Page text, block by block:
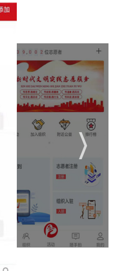
开发。
态。
能量。
平台。
目推荐。
积极参与志愿服务。
智慧公益的新模式。